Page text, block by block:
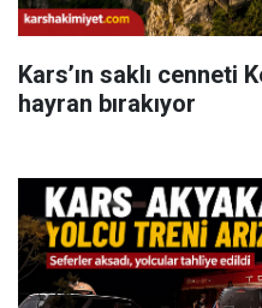
Kars’ın saklı cenneti
hayran bırakıyor